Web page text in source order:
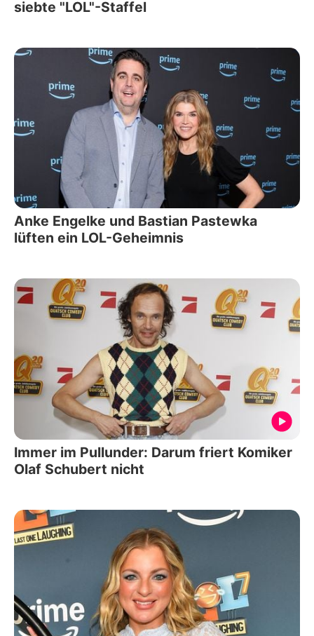
siebte "LOL"-Staffel
Anke Engelke und Bastian Pastewka
lüften ein LOL-Geheimnis
Immer im Pullunder: Darum friert Komiker
Olaf Schubert nicht